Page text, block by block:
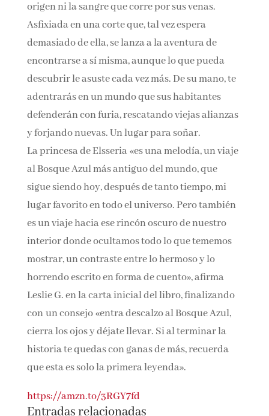
origen ni la sangre que corre por sus venas.
Asfixiada en una corte que, tal vez espera
demasiado de ella, se lanza a la aventura de
encontrarse a sí misma, aunque lo que pueda
descubrir le asuste cada vez más. De su mano, te
adentrarás en un mundo que sus habitantes
defenderán con furia, rescatando viejas alianzas
y forjando nuevas. Un lugar para soñar.
La princesa de Elsseria «es una melodía, un viaje
al Bosque Azul más antiguo del mundo, que
sigue siendo hoy, después de tanto tiempo, mi
lugar favorito en todo el universo. Pero también
es un viaje hacia ese rincón oscuro de nuestro
interior donde ocultamos todo lo que tememos
mostrar, un contraste entre lo hermoso y lo
horrendo escrito en forma de cuento», afirma
Leslie G. en la carta inicial del libro, finalizando
con un consejo «entra descalzo al Bosque Azul,
cierra los ojos y déjate llevar. Si al terminar la
historia te quedas con ganas de más, recuerda
que esta es solo la primera leyenda».
https://amzn.to/3RGY7fd
Entradas relacionadas